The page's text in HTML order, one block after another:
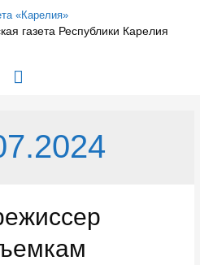
газета Республики Карелия
Главное